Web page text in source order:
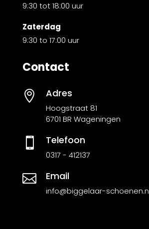
9:30 tot 18:00 uur
Zaterdag
9:30 to 17:00 uur
Contact
 Adres
Hoogstraat 81
6701 BR Wageningen
 Telefoon
0317 - 412137
 Email
info@biggelaar-